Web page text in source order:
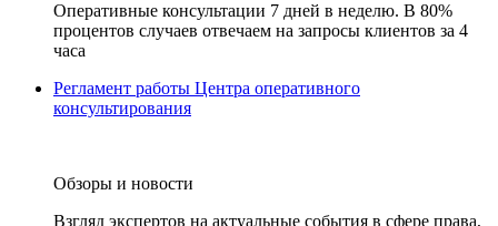
Оперативные консультации 7 дней в неделю. В 80%
процентов случаев отвечаем на запросы клиентов за 4
часа
Регламент работы Центра оперативного
консультирования
Обзоры и новости
Взгляд экспертов на актуальные события в сфере права,